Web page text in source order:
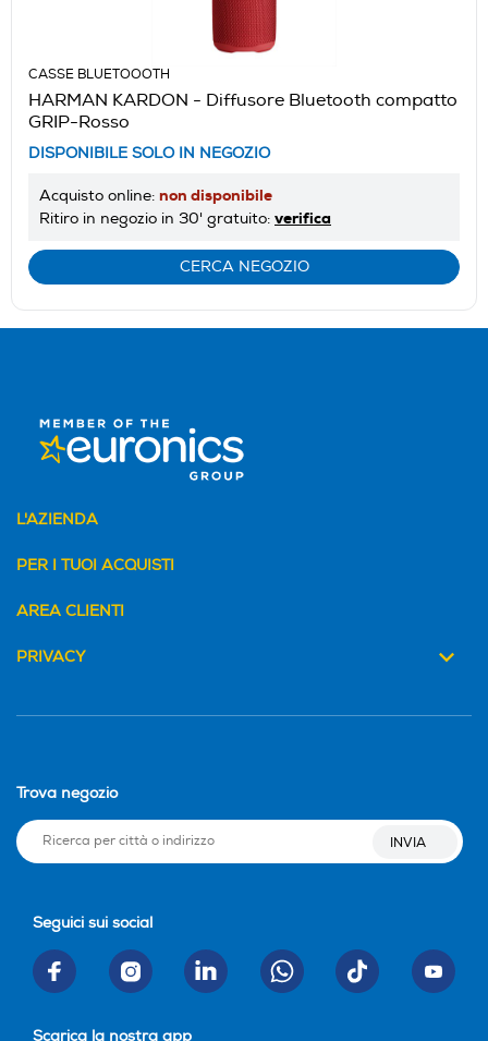
CASSE BLUETOOOTH
HARMAN KARDON - Diffusore Bluetooth compatto
GRIP-Rosso
DISPONIBILE SOLO IN NEGOZIO
Acquisto online: non disponibile
Ritiro in negozio in 30' gratuito: verifica
CERCA NEGOZIO
L'AZIENDA
PER I TUOI ACQUISTI
AREA CLIENTI
PRIVACY
Trova negozio
INVIA
Seguici sui social
Scarica la nostra app